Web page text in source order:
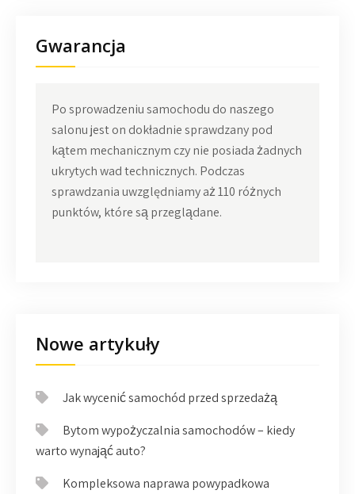
Gwarancja
Po sprowadzeniu samochodu do naszego
salonu jest on dokładnie sprawdzany pod
kątem mechanicznym czy nie posiada żadnych
ukrytych wad technicznych. Podczas
sprawdzania uwzględniamy aż 110 różnych
punktów, które są przeglądane.
Nowe artykuły
Jak wycenić samochód przed sprzedażą
Bytom wypożyczalnia samochodów – kiedy
warto wynająć auto?
Kompleksowa naprawa powypadkowa